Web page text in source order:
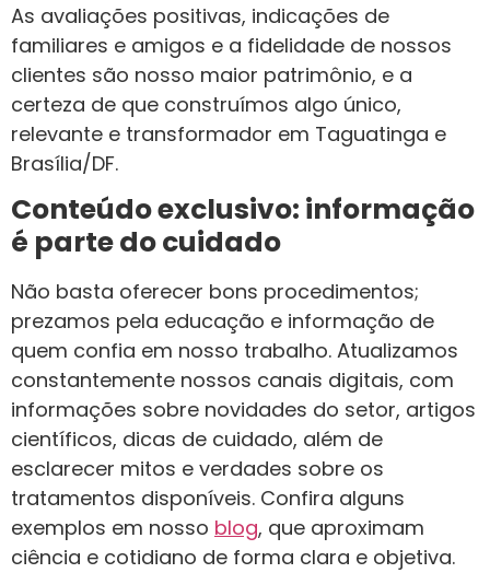
As avaliações positivas, indicações de
familiares e amigos e a fidelidade de nossos
clientes são nosso maior patrimônio, e a
certeza de que construímos algo único,
relevante e transformador em Taguatinga e
Brasília/DF.
Conteúdo exclusivo: informação
é parte do cuidado
Não basta oferecer bons procedimentos;
prezamos pela educação e informação de
quem confia em nosso trabalho. Atualizamos
constantemente nossos canais digitais, com
informações sobre novidades do setor, artigos
científicos, dicas de cuidado, além de
esclarecer mitos e verdades sobre os
tratamentos disponíveis. Confira alguns
exemplos em nosso blog, que aproximam
ciência e cotidiano de forma clara e objetiva.